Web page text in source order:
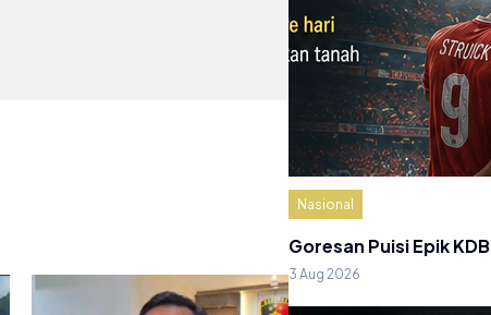
Nasional
Goresan Puisi Epik KDB
3 Aug 2026